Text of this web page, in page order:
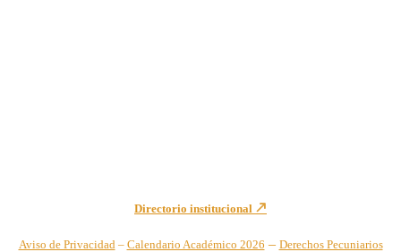
Directorio institucional
Aviso de Privacidad – Calendario Académico 2026 – Derechos Pecuniarios